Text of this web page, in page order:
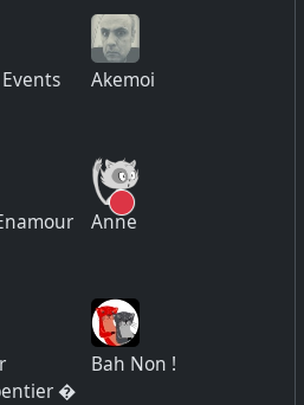
Akemoi
Anne
�
Bah Non !